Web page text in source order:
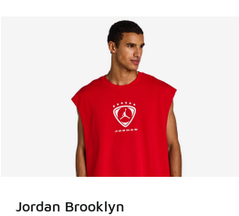
Jordan Brooklyn